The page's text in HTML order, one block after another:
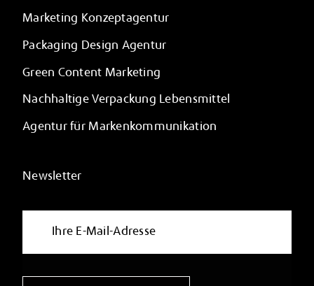
Marketing Konzeptagentur
Packaging Design Agentur
Green Content Marketing
Nachhaltige Verpackung Lebensmittel
Agentur für Markenkommunikation
Newsletter